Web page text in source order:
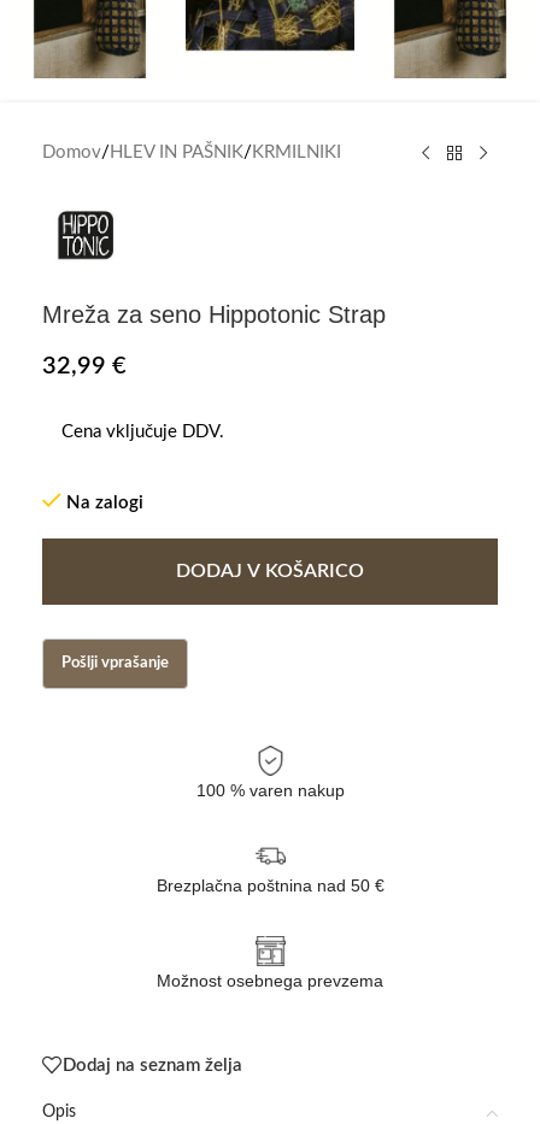
Domov/ HLEV IN PAŠNIK/ KRMILNIKI
Mreža za seno Hippotonic Strap
32,99 €
Cena vključuje DDV.
Na zalogi
DODAJ V KOŠARICO
100 % varen nakup
Brezplačna poštnina nad 50 €
Možnost osebnega prevzema
Dodaj na seznam želja
Opis